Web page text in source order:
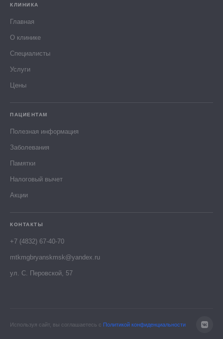
КЛИНИКА
Главная
О клинике
Специалисты
Услуги
Цены
ПАЦИЕНТАМ
Полезная информация
Заболевания
Памятки
Налоговый вычет
Акции
КОНТАКТЫ
+7 (4832) 67-40-70
mtkmgbryanskmsk@yandex.ru
ул. С. Перовской, 57
Используя сайт, вы соглашаетесь с Политикой конфиденциальности